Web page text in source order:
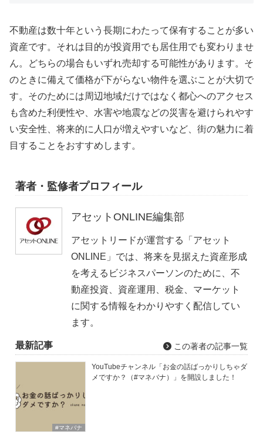
不動産は数十年という長期にわたって保有することが多い
資産です。それは目的が投資用でも居住用でも変わりませ
ん。どちらの場合もいずれ売却する可能性があります。そ
のときに備えて価格が下がらない物件を選ぶことが大切で
す。そのためには周辺地域だけではなく都心へのアクセス
も含めた利便性や、水害や地震などの災害を避けられやす
い安全性、将来的に人口が増えやすいなど、街の魅力に着
目することをおすすめします。
著者・監修者プロフィール
アセットONLINE編集部
アセットリードが運営する「アセット
ONLINE」では、将来を見据えた資産形成
を考えるビジネスパーソンのために、不
動産投資、資産運用、税金、マーケット
に関する情報をわかりやすく配信してい
ます。
最新記事 この著者の記事一覧
#マネバナ
YouTubeチャンネル「お金の話ばっかりしちゃダ
メですか？（#マネバナ）」を開設しました！